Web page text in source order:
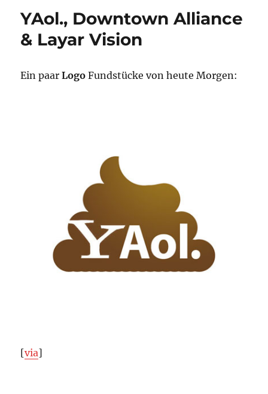
YAol., Downtown Alliance
& Layar Vision
Ein paarLogo Fundstücke von heute Morgen:
[via]